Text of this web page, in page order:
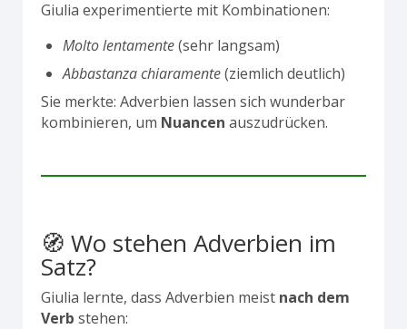
Giulia experimentierte mit Kombinationen:
Molto lentamente(sehr langsam)
Abbastanza chiaramente(ziemlich deutlich)
Sie merkte: Adverbien lassen sich wunderbar
kombinieren, um Nuancen auszudrücken.
🧭 Wo stehen Adverbien im
Satz?
Giulia lernte, dass Adverbien meist nach dem
Verb stehen: